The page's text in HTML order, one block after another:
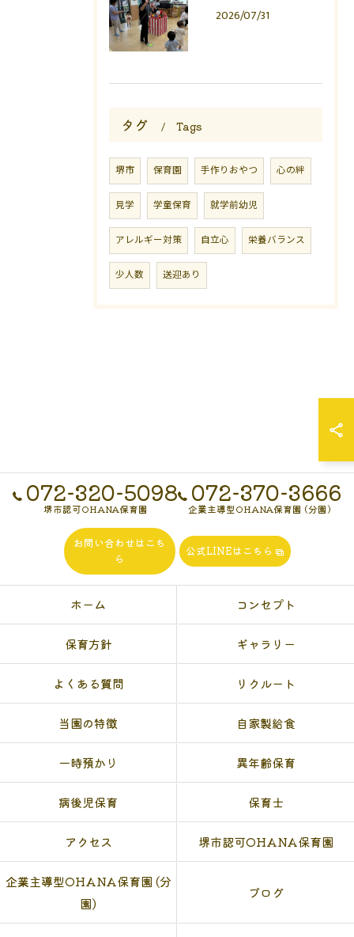
2026/07/31
タグ Tags
堺市 保育園 手作りおやつ 心の絆
見学 学童保育 就学前幼児
アレルギー対策 自立心 栄養バランス
少人数 送迎あり
072-320-5098
堺市認可OHANA保育園
072-370-3666
企業主導型OHANA保育園 (分園)
お問い合わせはこち
ら
公式LINEはこちら
ホーム コンセプト
保育方針 ギャラリー
よくある質問 リクルート
当園の特徴 自家製給食
一時預かり 異年齢保育
病後児保育 保育士
アクセス 堺市認可OHANA保育園
企業主導型OHANA保育園 (分
園)
ブログ